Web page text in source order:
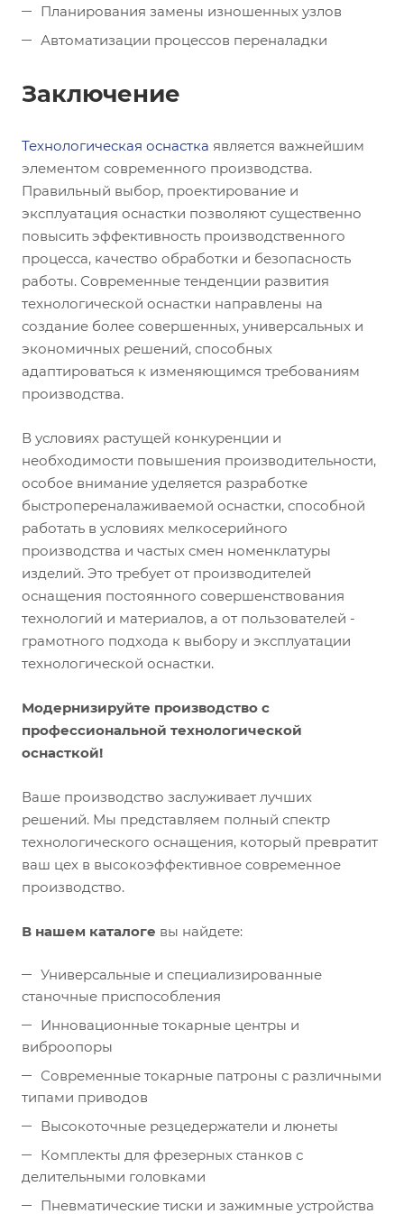
Планирования замены изношенных узлов
Автоматизации процессов переналадки
Заключение
Технологическая оснастка является важнейшим
элементом современного производства.
Правильный выбор, проектирование и
эксплуатация оснастки позволяют существенно
повысить эффективность производственного
процесса, качество обработки и безопасность
работы. Современные тенденции развития
технологической оснастки направлены на
создание более совершенных, универсальных и
экономичных решений, способных
адаптироваться к изменяющимся требованиям
производства.
В условиях растущей конкуренции и
необходимости повышения производительности,
особое внимание уделяется разработке
быстропереналаживаемой оснастки, способной
работать в условиях мелкосерийного
производства и частых смен номенклатуры
изделий. Это требует от производителей
оснащения постоянного совершенствования
технологий и материалов, а от пользователей -
грамотного подхода к выбору и эксплуатации
технологической оснастки.
Модернизируйте производство с
профессиональной технологической
оснасткой!
Ваше производство заслуживает лучших
решений. Мы представляем полный спектр
технологического оснащения, который превратит
ваш цех в высокоэффективное современное
производство.
В нашем каталоге вы найдете:
Универсальные и специализированные
станочные приспособления
Инновационные токарные центры и
виброопоры
Современные токарные патроны с различными
типами приводов
Высокоточные резцедержатели и люнеты
Комплекты для фрезерных станков с
делительными головками
Пневматические тиски и зажимные устройства